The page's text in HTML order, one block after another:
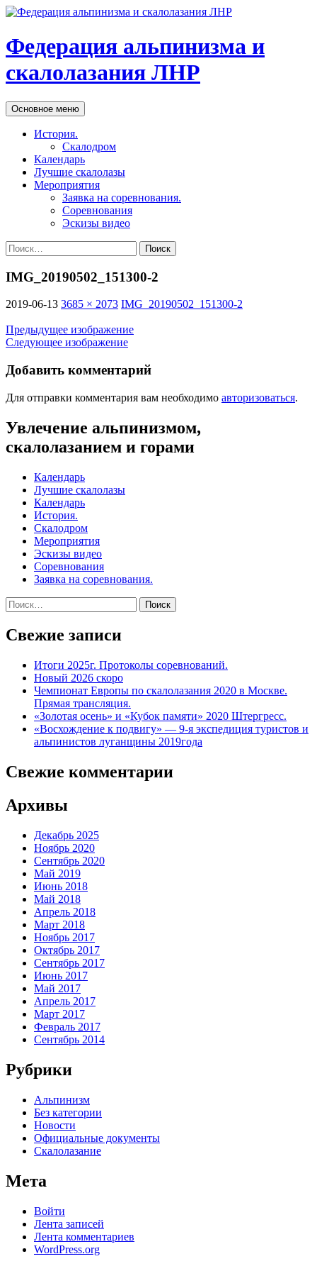
Федерация альпинизма и
скалолазания ЛНР
Поиск
Основное меню Перейти
к
История.
Скалодром
Календарь
Лучшие скалолазы
Мероприятия
Заявка на соревнования.
Соревнования
Эскизы видео
Найти:
IMG_20190502_151300-2
2019-06-13 3685 × 2073 IMG_20190502_151300-2
Предыдущее изображение
Следующее изображение
Добавить комментарий
Для отправки комментария вам необходимо авторизоваться.
Увлечение альпинизмом,
скалолазанием и горами
Календарь
Лучшие скалолазы
Календарь
История.
Скалодром
Мероприятия
Эскизы видео
Соревнования
Заявка на соревнования.
Найти:
Свежие записи
Итоги 2025г. Протоколы соревнований.
Новый 2026 скоро
Чемпионат Европы по скалолазания 2020 в Москве.
Прямая трансляция.
«Золотая осень» и «Кубок памяти» 2020 Штергресс.
«Восхождение к подвигу» — 9-я экспедиция туристов и
альпинистов луганщины 2019года
Свежие комментарии
Архивы
Декабрь 2025
Ноябрь 2020
Сентябрь 2020
Май 2019
Июнь 2018
Май 2018
Апрель 2018
Март 2018
Ноябрь 2017
Октябрь 2017
Сентябрь 2017
Июнь 2017
Май 2017
Апрель 2017
Март 2017
Февраль 2017
Сентябрь 2014
Рубрики
Альпинизм
Без категории
Новости
Официальные документы
Скалолазание
Мета
Войти
Лента записей
Лента комментариев
WordPress.org